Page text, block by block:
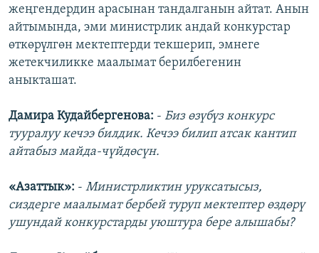
жеңгендердин арасынан тандалганын айтат. Анын
айтымында, эми министрлик андай конкурстар
өткөрүлгөн мектептерди текшерип, эмнеге
жетекчиликке маалымат берилбегенин
аныкташат.
Дамира Кудайбергенова: - Биз өзүбүз конкурс
тууралуу кечээ билдик. Кечээ билип атсак кантип
айтабыз майда-чүйдөсүн.
«Азаттык»: - Министрликтин уруксатысыз,
сиздерге маалымат бербей туруп мектептер өздөрү
ушундай конкурстарды уюштура бере алышабы?